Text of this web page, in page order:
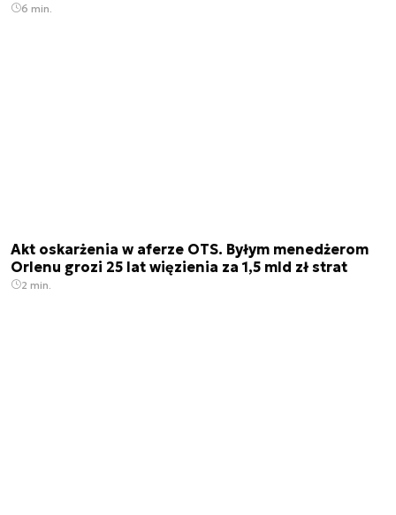
6 min.
Akt oskarżenia w aferze OTS. Byłym menedżerom
Orlenu grozi 25 lat więzienia za 1,5 mld zł strat
2 min.